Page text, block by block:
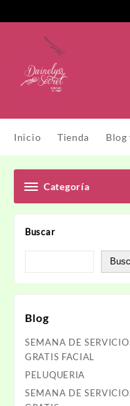
al
Inicio Tienda Blog
Categoría
Buscar
Blog
SEMANA DE
GRATIS FACIAL
PELUQUERIA
SEMANA DE